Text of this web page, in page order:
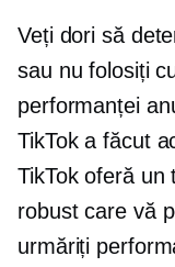
Veți dori să
sau nu folosiți
performanței
TikTok a făcut
TikTok oferă un
robust care vă
urmăriți